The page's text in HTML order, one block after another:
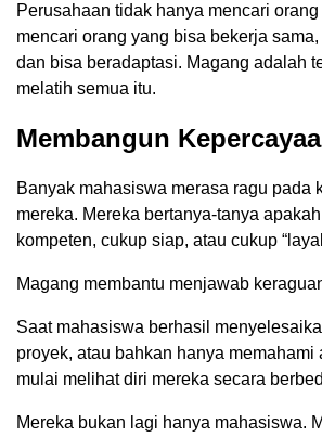
Perusahaan tidak hanya mencari orang
mencari orang yang bisa bekerja
dan bisa beradaptasi. Magang adalah
melatih semua itu.
Membangun
Banyak mahasiswa merasa ragu pada
mereka. Mereka bertanya-tanya
kompeten, cukup siap, atau cukup
Magang membantu menjawab
Saat mahasiswa berhasil
proyek, atau bahkan hanya memahami
mulai melihat diri mereka secara
Mereka bukan lagi hanya mahasiswa.